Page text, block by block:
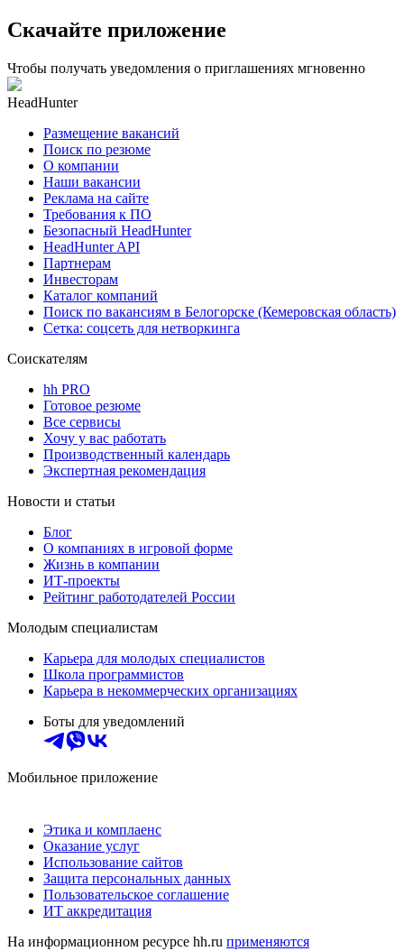
Скачайте приложение
Чтобы получать уведомления о приглашениях мгновенно
HeadHunter
Размещение вакансий
Поиск по резюме
О компании
Наши вакансии
Реклама на сайте
Требования к ПО
Безопасный HeadHunter
HeadHunter API
Партнерам
Инвесторам
Каталог компаний
Поиск по вакансиям в Белогорске (Кемеровская область)
Сетка: соцсеть для нетворкинга
Соискателям
hh PRO
Готовое резюме
Все сервисы
Хочу у вас работать
Производственный календарь
Экспертная рекомендация
Новости и статьи
Блог
О компаниях в игровой форме
Жизнь в компании
ИТ-проекты
Рейтинг работодателей России
Молодым специалистам
Карьера для молодых специалистов
Школа программистов
Карьера в некоммерческих организациях
Боты для уведомлений
Мобильное приложение
Этика и комплаенс
Оказание услуг
Использование сайтов
Защита персональных данных
Пользовательское соглашение
ИТ аккредитация
На информационном ресурсе hh.ru применяются